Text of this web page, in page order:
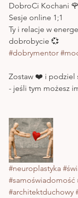
DobroCi Kochani
Sesje online 1;1
Ty i relacje w
dobrobycie 💞
#dobrymentor
Zostaw ❤️ i podziel
- jeśli tym możesz
#neuroplastyka
#samoświadomość
#architektduchowy